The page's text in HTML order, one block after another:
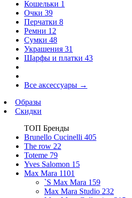
Кошельки 1
Очки 39
Перчатки 8
Ремни 12
Сумки 48
Украшения 31
Шарфы и платки 43
Все аксессуары →
Образы
Скидки
ТОП Бренды
Brunello Cucinelli 405
The row 22
Toteme 79
Yves Salomon 15
Max Mara 1101
`S Max Mara 159
Max Mara Studio 232